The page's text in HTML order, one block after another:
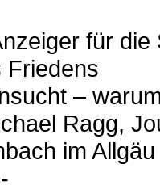
für
Friedens
–
Ragg,
im